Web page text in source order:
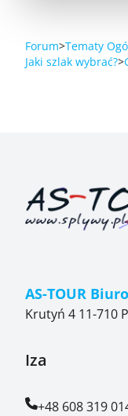
Forum Tematy
Jaki szlak wybrać?
AS-TOUR
Krutyń 4 11-710
Iza
+48 608 319